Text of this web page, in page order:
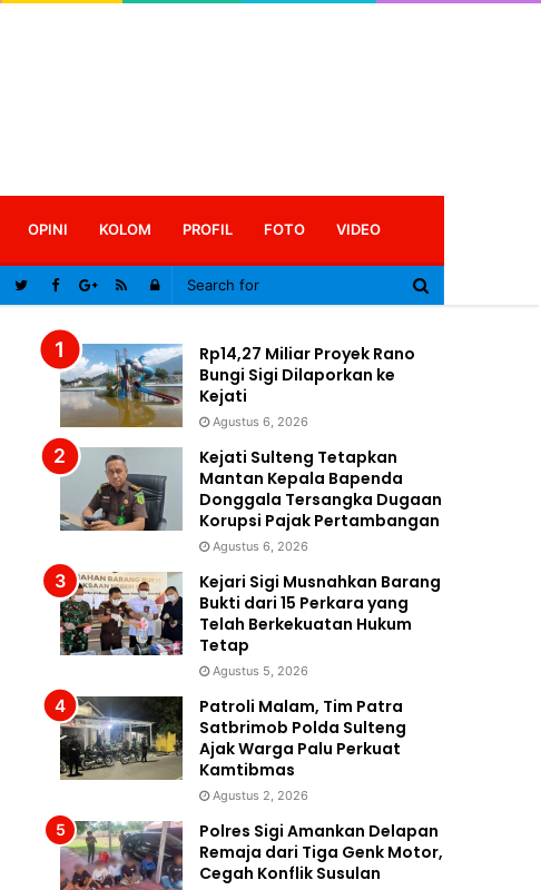
OPINI KOLOM PROFIL FOTO VIDEO
Log
Rp14,27 Miliar Proyek Rano
Bungi Sigi Dilaporkan ke
Kejati
Agustus 6, 2026
Kejati Sulteng Tetapkan
Mantan Kepala Bapenda
Donggala Tersangka Dugaan
Korupsi Pajak Pertambangan
Agustus 6, 2026
Kejari Sigi Musnahkan Barang
Bukti dari 15 Perkara yang
Telah Berkekuatan Hukum
Tetap
Agustus 5, 2026
Patroli Malam, Tim Patra
Satbrimob Polda Sulteng
Ajak Warga Palu Perkuat
Kamtibmas
Agustus 2, 2026
Polres Sigi Amankan Delapan
Remaja dari Tiga Genk Motor,
Cegah Konflik Susulan